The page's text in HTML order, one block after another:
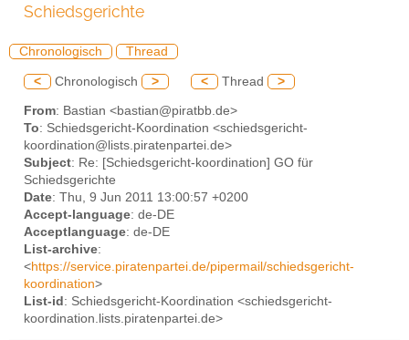
Schiedsgerichte
Chronologisch Thread
< Chronologisch > < Thread >
From: Bastian <bastian@piratbb.de>
To: Schiedsgericht-Koordination <schiedsgericht-
koordination@lists.piratenpartei.de>
Subject: Re: [Schiedsgericht-koordination] GO für
Schiedsgerichte
Date: Thu, 9 Jun 2011 13:00:57 +0200
Accept-language: de-DE
Acceptlanguage: de-DE
List-archive:
<https://service.piratenpartei.de/pipermail/schiedsgericht-
koordination>
List-id : Schiedsgericht-Koordination <schiedsgericht-
koordination.lists.piratenpartei.de>